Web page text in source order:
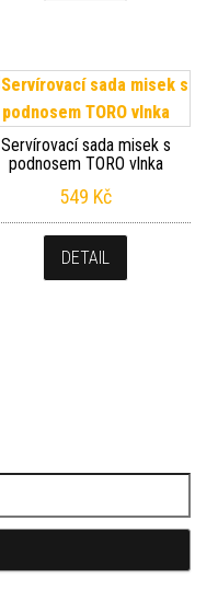
Servírovací sada misek s
podnosem TORO vlnka
549 Kč
DETAIL